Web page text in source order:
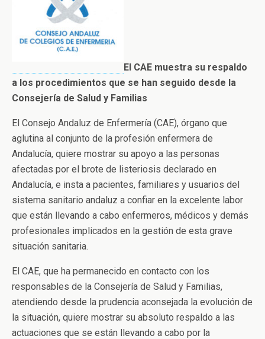
El CAE muestra su respaldo
a los procedimientos que se han seguido desde la
Consejería de Salud y Familias
El Consejo Andaluz de Enfermería (CAE), órgano que
aglutina al conjunto de la profesión enfermera de
Andalucía, quiere mostrar su apoyo a las personas
afectadas por el brote de listeriosis declarado en
Andalucía, e insta a pacientes, familiares y usuarios del
sistema sanitario andaluz a confiar en la excelente labor
que están llevando a cabo enfermeros, médicos y demás
profesionales implicados en la gestión de esta grave
situación sanitaria.
El CAE, que ha permanecido en contacto con los
responsables de la Consejería de Salud y Familias,
atendiendo desde la prudencia aconsejada la evolución de
la situación, quiere mostrar su absoluto respaldo a las
actuaciones que se están llevando a cabo por la